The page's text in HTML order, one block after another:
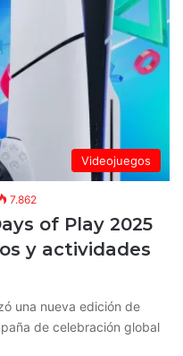
Videojuegos
7.862
of Play 2025
y actividades
una nueva edición de
de celebración global